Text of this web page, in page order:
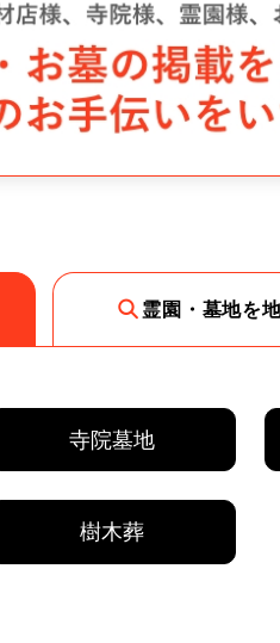
霊園・墓地を
寺院墓地
樹木葬